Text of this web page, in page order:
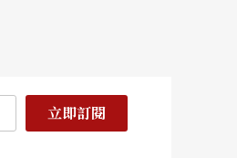
立即訂閱